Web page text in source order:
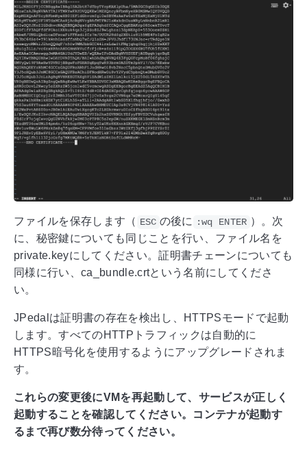
ファイルを保存します（ ESC の後に :wq ENTER ）。次
に、秘密鍵についても同じことを行い、ファイル名を
private.keyにしてください。証明書チェーンについても
同様に行い、ca_bundle.crtという名前にしてくださ
い。
JPedalは証明書の存在を検出し、HTTPSモードで起動
します。すべてのHTTPトラフィックは自動的に
HTTPS暗号化を使用するようにアップグレードされま
す。
これらの変更後にVMを再起動して、サービスが正しく
起動することを確認してください。コンテナが起動す
るまで再び数分待ってください。